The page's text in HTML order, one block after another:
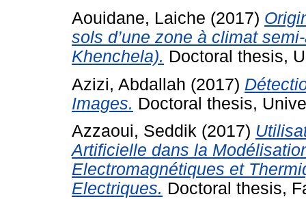
Aouidane, Laiche (2017)
sols d’une zone à climat
Khenchela). Doctoral thesis,
Azizi, Abdallah (2017)
Images. Doctoral thesis,
Azzaoui, Seddik (2017)
Artificielle dans la
Electromagnétiques et
Electriques. Doctoral thesis,